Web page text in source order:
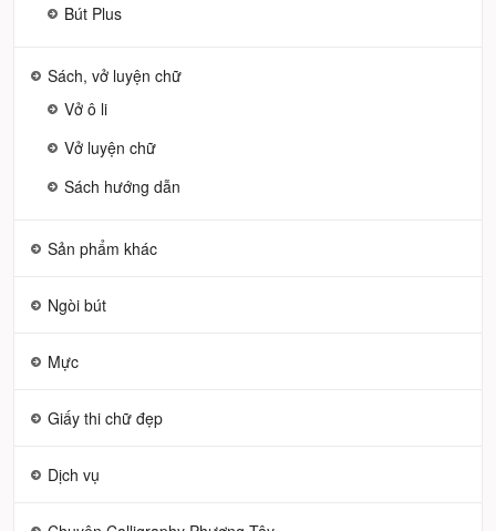
Bút Plus
Sách, vở luyện chữ
Vở ô li
Vở luyện chữ
Sách hướng dẫn
Sản phẩm khác
Ngòi bút
Mực
Giấy thi chữ đẹp
Dịch vụ